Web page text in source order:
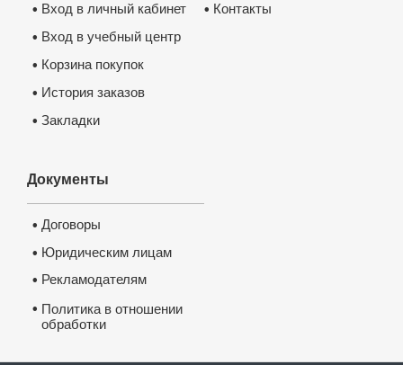
• Контакты
• Вход в личный кабинет
• Вход в учебный центр
• Корзина покупок
• История заказов
• Закладки
Документы
• Договоры
• Юридическим лицам
• Рекламодателям
• Политика в отношении
обработки